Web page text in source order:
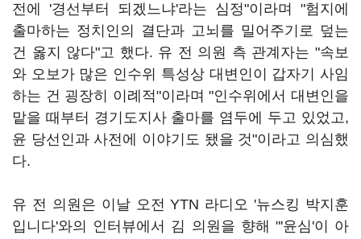
전에 '경선부터 되겠느냐'라는 심정"이라며 "험지에
출마하는 정치인의 결단과 고뇌를 밀어주기로 덮는
건 옳지 않다"고 했다. 유 전 의원 측 관계자는 "속보
와 오보가 많은 인수위 특성상 대변인이 갑자기 사임
하는 건 굉장히 이례적"이라며 "인수위에서 대변인을
맡을 때부터 경기도지사 출마를 염두에 두고 있었고,
윤 당선인과 사전에 이야기도 됐을 것"이라고 의심했
다.
유 전 의원은 이날 오전 YTN 라디오 '뉴스킹 박지훈
입니다'와의 인터뷰에서 김 의원을 향해 "'윤심'이 아